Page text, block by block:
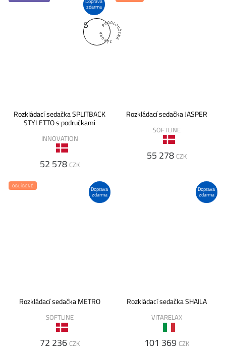
zdarma
5
Rozkládací sedačka SPLITBACK
STYLETTO s područkami
INNOVATION
52 578 CZK
Rozkládací sedačka JASPER
SOFTLINE
55 278 CZK
Doprava
zdarma
OBLÍBENÉ
Rozkládací sedačka METRO
SOFTLINE
72 236 CZK
Doprava
zdarma
Rozkládací sedačka SHAILA
VITARELAX
101 369 CZK